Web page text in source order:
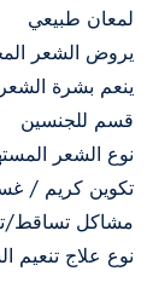
لمعان طبيعي
يروض الشعر
ينعم بشرة الشعر
قسم للجنسين
نوع الشعر
تكوين كريم /
مشاكل تساقط/
نوع علاج تنعيم